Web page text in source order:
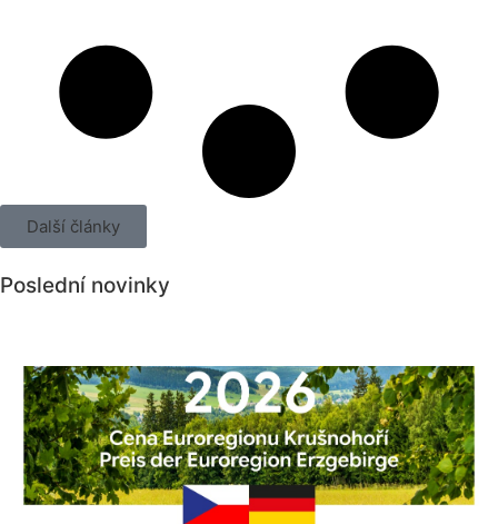
Další články
Poslední novinky